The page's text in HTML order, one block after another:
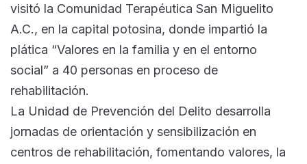
visitó la Comunidad Terapéutica San Miguelito
A.C., en la capital potosina, donde impartió la
plática “Valores en la familia y en el entorno
social” a 40 personas en proceso de
rehabilitación.
La Unidad de Prevención del Delito desarrolla
jornadas de orientación y sensibilización en
centros de rehabilitación, fomentando valores, la